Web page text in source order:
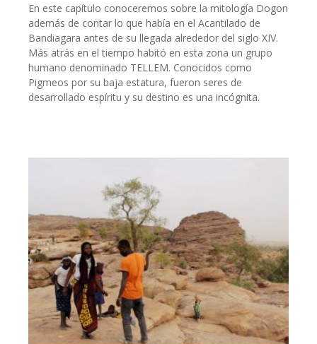
En este capítulo conoceremos sobre la mitología Dogon
además de contar lo que había en el Acantilado de
Bandiagara antes de su llegada alrededor del siglo XIV.
Más atrás en el tiempo habitó en esta zona un grupo
humano denominado TELLEM. Conocidos como
Pigmeos por su baja estatura, fueron seres de
desarrollado espíritu y su destino es una incógnita.